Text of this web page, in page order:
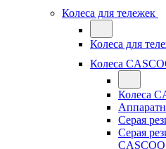
Колеса для тележек
Колеса для
Колеса
Колеса
Серая
Серая
CASCOO